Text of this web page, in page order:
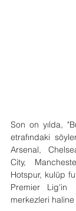
Son on yılda,
etrafındaki
Arsenal,
City,
Hotspur, kulüp
Premier Lig'in
merkezleri